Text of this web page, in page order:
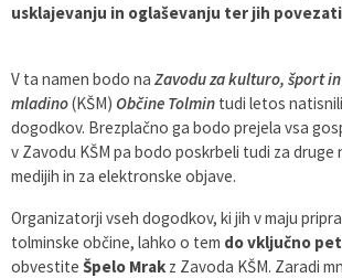
usklajevanju in oglaševanju ter jih
V ta namen bodo na Zavodu za kulturo, šport in
mladino(KŠM) Občine Tolmin tudi letos
dogodkov. Brezplačno ga bodo prejela vsa
v Zavodu KŠM pa bodo poskrbeli tudi za druge
medijih in za elektronske objave.
Organizatorji vseh dogodkov, ki jih v maju
tolminske občine, lahko o tem do vključno
obvestite Špelo Mrak z Zavoda KŠM. Zaradi